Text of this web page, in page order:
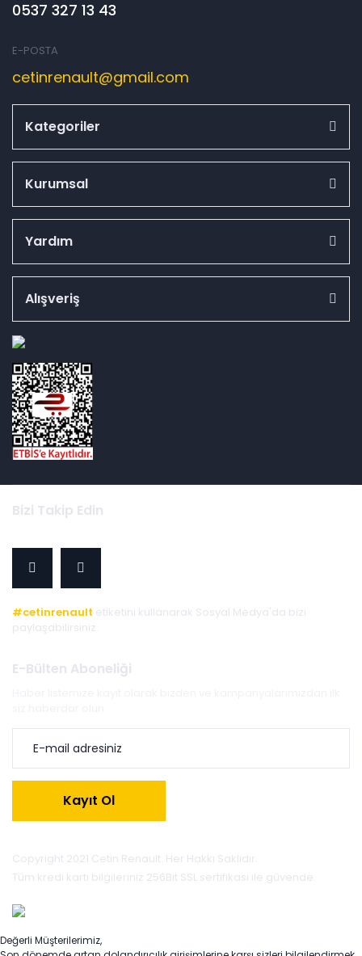
0537 327 13 43
E-POSTA
cetinrenault@gmail.com
Kategoriler
Kurumsal
Yardım
Alışveriş
Bizi Takip Edin
#cetinrenault etiketini kullanarak Sosyal Medya'da bizi
paylaşabilirsiniz.
E-Bülten Aboneliği
Kayıt Ol
Copyright 2021 Cetin Renault. Her Hakkı Saklıdır.
Tüm kredi kartı bilgileriniz 256Bit SSL sertifikası ile güvende.
Değerli Müşterilerimiz,